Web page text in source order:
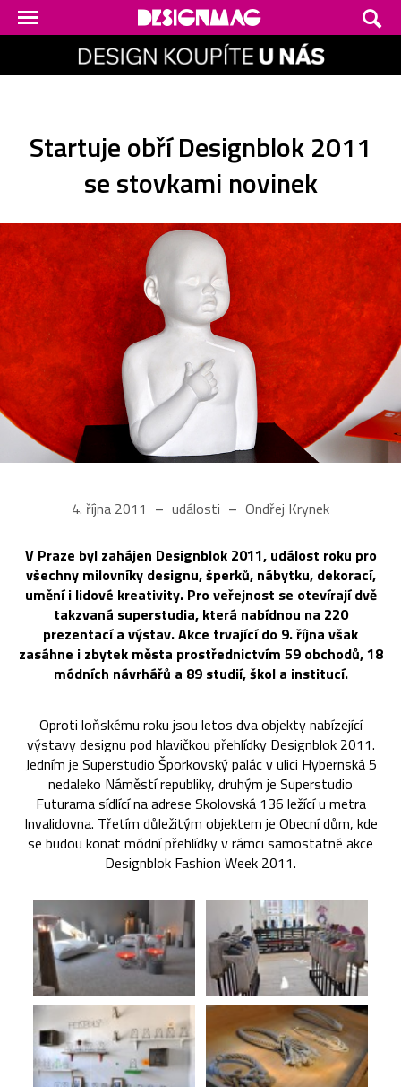
Startuje obří Designblok 2011
se stovkami novinek
4. října 2011 události Ondřej Krynek
V Praze byl zahájen Designblok 2011, událost roku pro
všechny milovníky designu, šperků, nábytku, dekorací,
umění i lidové kreativity. Pro veřejnost se otevírají dvě
takzvaná superstudia, která nabídnou na 220
prezentací a výstav. Akce trvající do 9. října však
zasáhne i zbytek města prostřednictvím 59 obchodů, 18
módních návrhářů a 89 studií, škol a institucí.
Oproti loňskému roku jsou letos dva objekty nabízející
výstavy designu pod hlavičkou přehlídky Designblok 2011.
Jedním je Superstudio Šporkovský palác v ulici Hybernská 5
nedaleko Náměstí republiky, druhým je Superstudio
Futurama sídlící na adrese Skolovská 136 ležící u metra
Invalidovna. Třetím důležitým objektem je Obecní dům, kde
se budou konat módní přehlídky v rámci samostatné akce
Designblok Fashion Week 2011.